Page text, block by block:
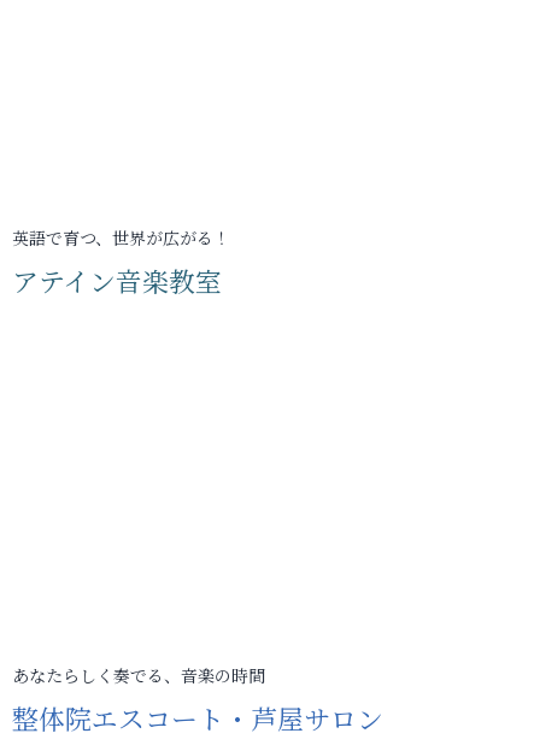
英語で育つ、世界が広がる！
アテイン音楽教室
あなたらしく奏でる、音楽の時間
整体院エスコート・芦屋サロン